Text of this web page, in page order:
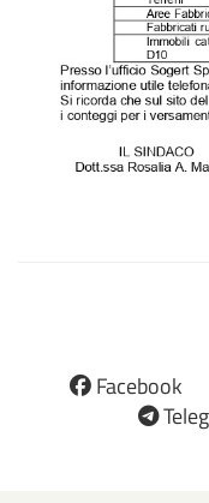
Facebook